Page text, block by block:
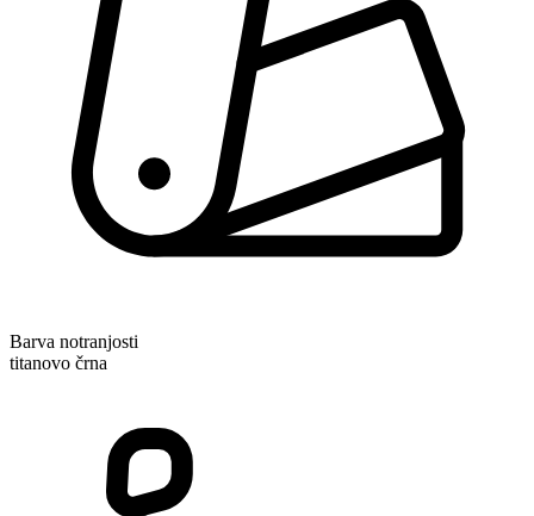
Barva notranjosti
titanovo črna